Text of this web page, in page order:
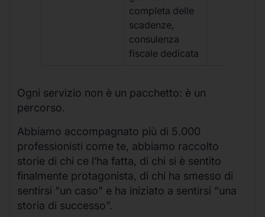
completa delle
scadenze,
consulenza
fiscale dedicata
Ogni servizio non è un pacchetto: è un
percorso.
Abbiamo accompagnato più di 5.000
professionisti come te, abbiamo raccolto
storie di chi ce l’ha fatta, di chi si è sentito
finalmente protagonista, di chi ha smesso di
sentirsi “un caso” e ha iniziato a sentirsi “una
storia di successo”.